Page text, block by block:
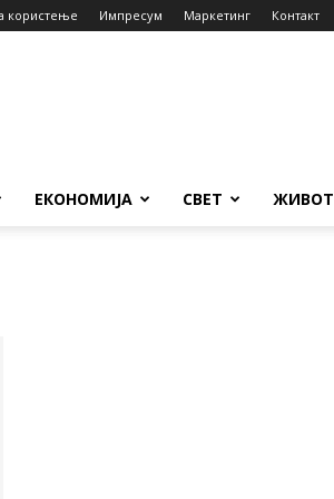
користење Импресум Маркетинг Контакт
ЕКОНОМИЈА СВЕТ ЖИВОТ